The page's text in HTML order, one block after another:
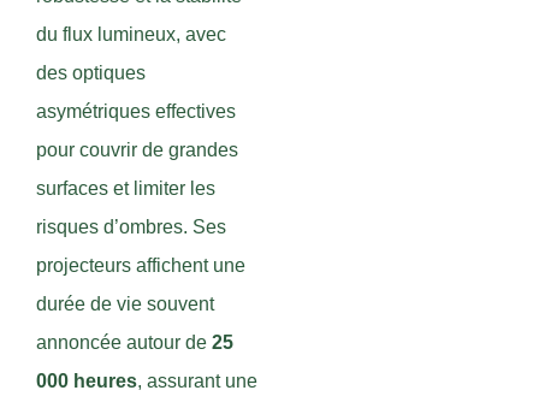
du flux lumineux, avec
des optiques
asymétriques effectives
pour couvrir de grandes
surfaces et limiter les
risques d’ombres. Ses
projecteurs affichent une
durée de vie souvent
annoncée autour de 25
000 heures, assurant une